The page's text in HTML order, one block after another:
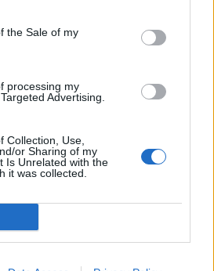
the Sale of my
processing my
Advertising.
Collection, Use,
or Sharing of my
Is Unrelated with the
it was collected.